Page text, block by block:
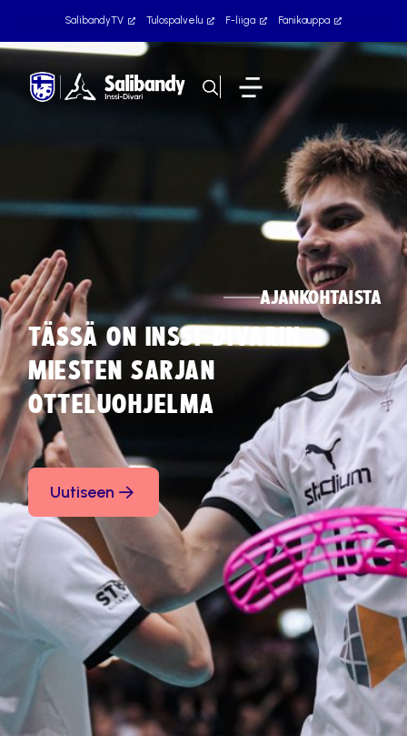
SalibandyTV Tulospalvelu F-liiga Fanikauppa
AJANKOHTAISTA
TÄSSÄ ON INSSI-DIVARIN
MIESTEN SARJAN
OTTELUOHJELMA
Uutiseen